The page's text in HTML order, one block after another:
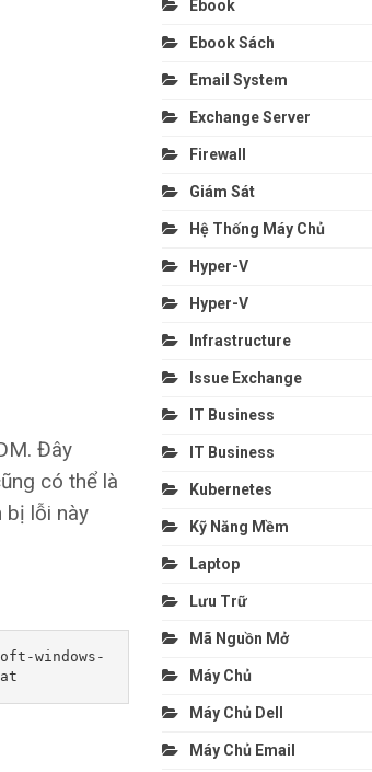
Đây
có thể là
bị lỗi này
windows-
Ebook
Ebook Sách
Email System
Exchange Server
Firewall
Giám Sát
Hệ Thống Máy Chủ
Hyper-V
Hyper-V
Infrastructure
Issue Exchange
IT Business
IT Business
Kubernetes
Kỹ Năng Mềm
Laptop
Lưu Trữ
Mã Nguồn Mở
Máy Chủ
Máy Chủ Dell
Máy Chủ Email